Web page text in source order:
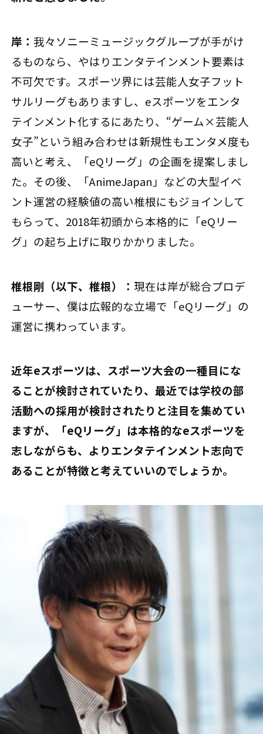
岸： 我々ソニーミュージックグループが手がけ
るものなら、やはりエンタテインメント要素は
不可欠です。スポーツ界には芸能人女子フット
サルリーグもありますし、eスポーツをエンタ
テインメント化するにあたり、“ゲーム×芸能人
女子”という組み合わせは新規性もエンタメ度も
高いと考え、「eQリーグ」の企画を提案しまし
た。その後、「AnimeJapan」などの大型イベ
ント運営の経験値の高い椎根にもジョインして
もらって、2018年初頭から本格的に「eQリー
グ」の起ち上げに取りかかりました。
椎根剛（以下、椎根）：現在は岸が総合プロデ
ューサー、僕は広報的な立場で「eQリーグ」の
運営に携わっています。
――近年eスポーツは、スポーツ大会の一種目にな
ることが検討されていたり、最近では学校の部
活動への採用が検討されたりと注目を集めてい
ますが、「eQリーグ」は本格的なeスポーツを
志しながらも、よりエンタテインメント志向で
あることが特徴と考えていいのでしょうか。